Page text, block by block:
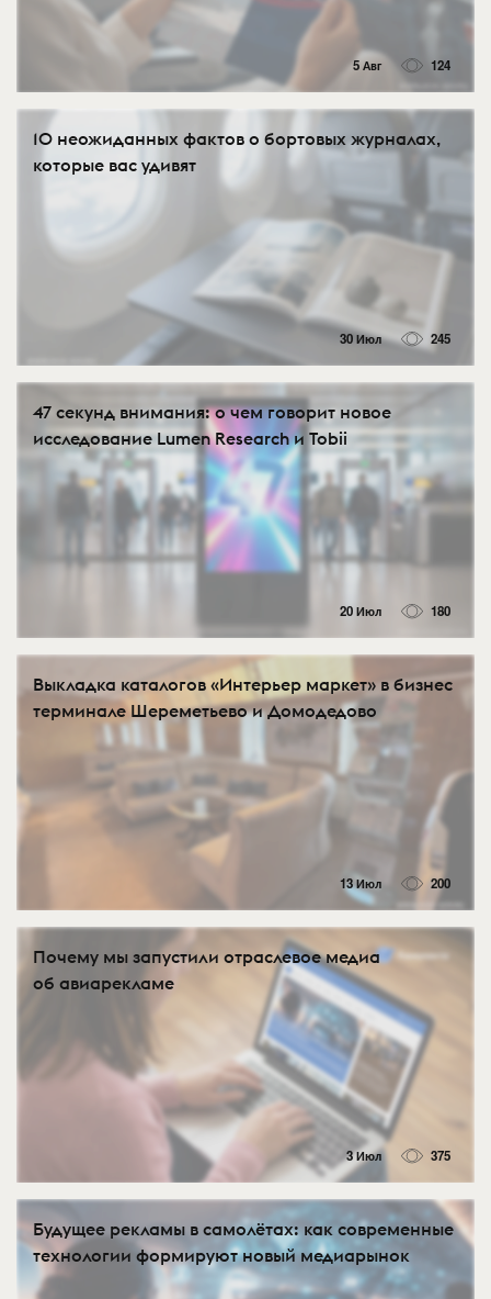
5 Авг 124
10 неожиданных фактов о бортовых журналах,
которые вас удивят
30 Июл 245
47 секунд внимания: о чем говорит новое
исследование Lumen Research и Tobii
20 Июл 180
Выкладка каталогов «Интерьер маркет» в бизнес
терминале Шереметьево и Домодедово
13 Июл 200
Почему мы запустили отраслевое медиа
об авиарекламе
3 Июл 375
Будущее рекламы в самолётах: как современные
технологии формируют новый медиарынок